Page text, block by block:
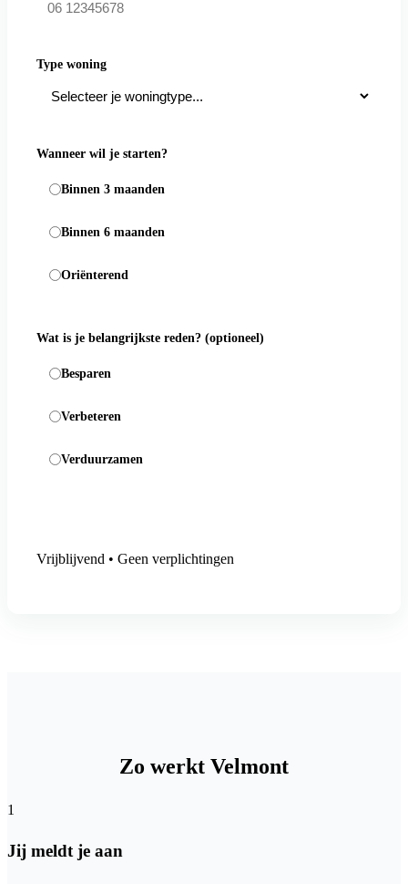
Type woning
Wanneer wil je starten?
Binnen 3 maanden
Binnen 6 maanden
Oriënterend
Wat is je belangrijkste reden? (optioneel)
Besparen
Verbeteren
Verduurzamen
Vrijblijvend • Geen verplichtingen
Zo werkt Velmont
1
Jij meldt je aan